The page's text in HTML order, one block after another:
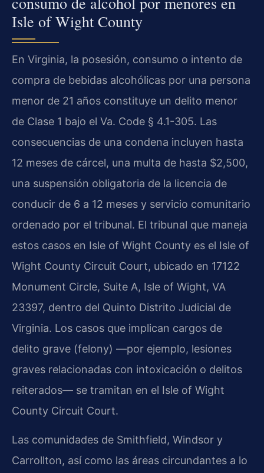
Isle of Wight County
En Virginia, la posesión, consumo o intento de
compra de bebidas alcohólicas por una persona
menor de 21 años constituye un delito menor
de Clase 1 bajo el Va. Code § 4.1-305. Las
consecuencias de una condena incluyen hasta
12 meses de cárcel, una multa de hasta $2,500,
una suspensión obligatoria de la licencia de
conducir de 6 a 12 meses y servicio comunitario
ordenado por el tribunal. El tribunal que maneja
estos casos en Isle of Wight County es el Isle of
Wight County Circuit Court, ubicado en 17122
Monument Circle, Suite A, Isle of Wight, VA
23397, dentro del Quinto Distrito Judicial de
Virginia. Los casos que implican cargos de
delito grave (felony) —por ejemplo, lesiones
graves relacionadas con intoxicación o delitos
reiterados— se tramitan en el Isle of Wight
County Circuit Court.
Las comunidades de Smithfield, Windsor y
Carrollton, así como las áreas circundantes a lo